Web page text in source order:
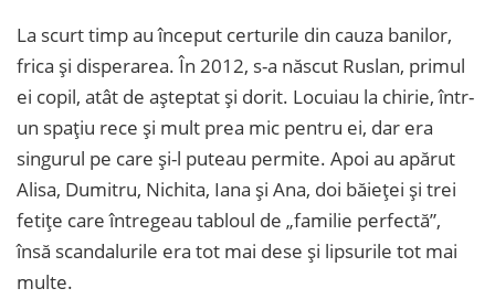
La scurt timp au început certurile din cauza banilor,
frica și disperarea. În 2012, s-a născut Ruslan, primul
ei copil, atât de așteptat și dorit. Locuiau la chirie, într-
un spațiu rece și mult prea mic pentru ei, dar era
singurul pe care și-l puteau permite. Apoi au apărut
Alisa, Dumitru, Nichita, Iana și Ana, doi băieței și trei
fetițe care întregeau tabloul de „familie perfectă”,
însă scandalurile era tot mai dese și lipsurile tot mai
multe.